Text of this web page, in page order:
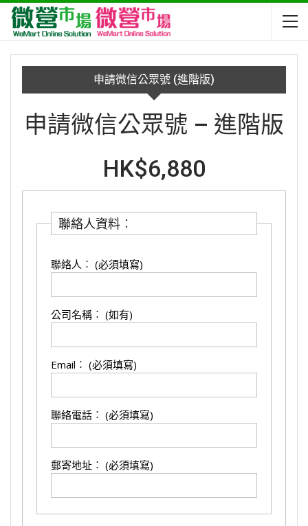
申請微信公眾號 (進階版)
申請微信公眾號 – 進階版
HK$6,880
聯絡人資料︰
聯絡人︰ (必須填寫)
公司名稱︰ (如有)
Email︰ (必須填寫)
聯絡電話︰ (必須填寫)
郵寄地址︰ (必須填寫)